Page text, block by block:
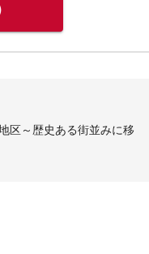
区～歴史ある街並みに移